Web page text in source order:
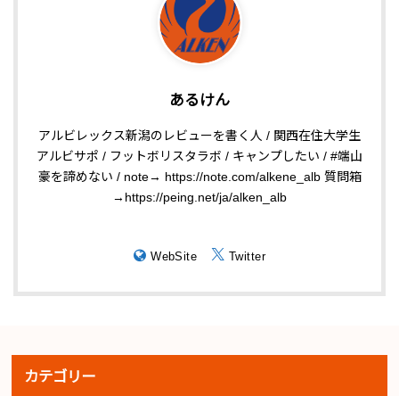
あるけん
アルビレックス新潟のレビューを書く人 / 関西在住大学生
アルビサポ / フットボリスタラボ / キャンプしたい / #端山
豪を諦めない / note→ https://note.com/alkene_alb 質問箱
→https://peing.net/ja/alken_alb
WebSite Twitter
カテゴリー